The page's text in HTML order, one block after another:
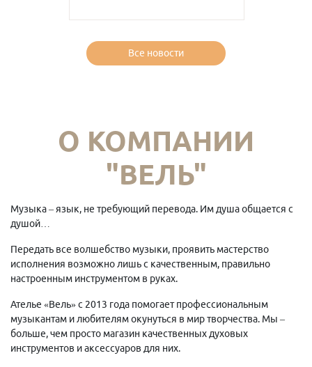
Все новости
О КОМПАНИИ
"ВЕЛЬ"
Музыка – язык, не требующий перевода. Им душа общается с
душой…
Передать все волшебство музыки, проявить мастерство
исполнения возможно лишь с качественным, правильно
настроенным инструментом в руках.
Ателье «Вель» с 2013 года помогает профессиональным
музыкантам и любителям окунуться в мир творчества. Мы –
больше, чем просто магазин качественных духовых
инструментов и аксессуаров для них.